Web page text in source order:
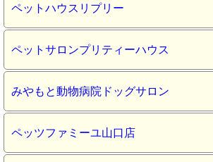
ペットハウスリプリー
ペットサロンプリティーハウス
みやもと動物病院ドッグサロン
ペッツファミーユ山口店